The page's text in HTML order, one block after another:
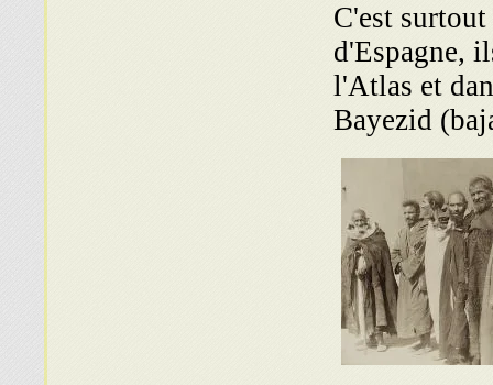
C'est
d'Espagne,
l'Atlas et
Bayezid